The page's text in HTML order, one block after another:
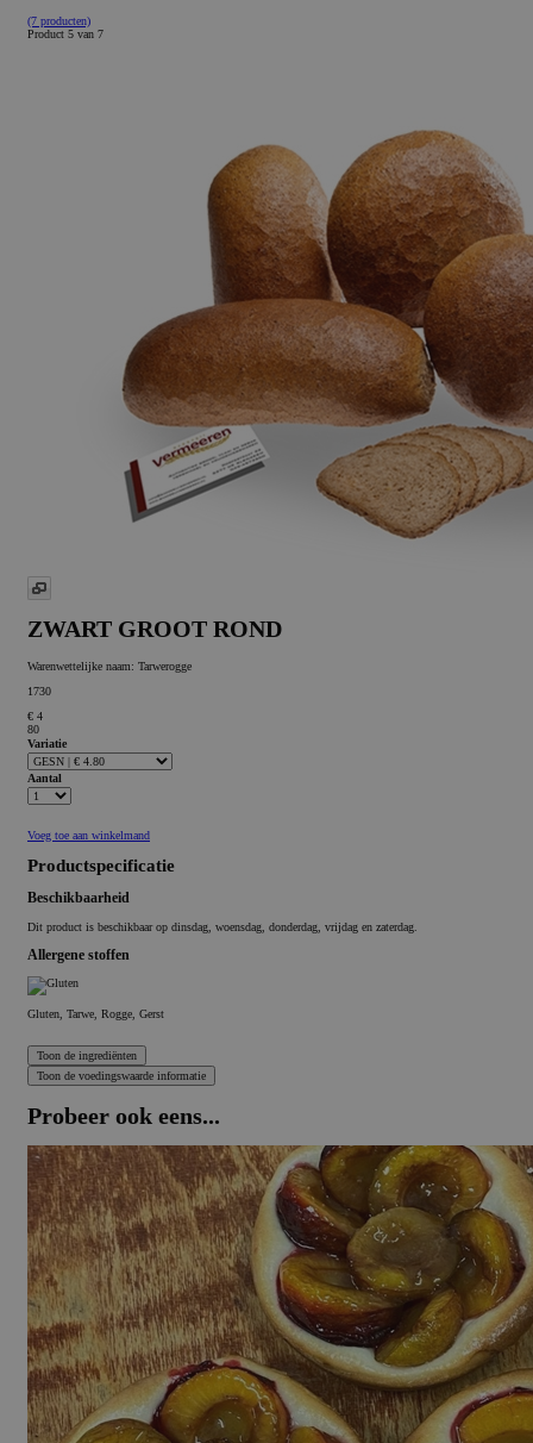
(7 producten)
Product 5 van 7
ZWART GROOT ROND
Warenwettelijke naam: Tarwerogge
1730
€ 4
80
Variatie
Aantal
Voeg toe aan winkelmand
Productspecificatie
Beschikbaarheid
Dit product is beschikbaar op dinsdag, woensdag, donderdag, vrijdag en zaterdag.
Allergene stoffen
Gluten, Tarwe, Rogge, Gerst
Probeer ook eens...